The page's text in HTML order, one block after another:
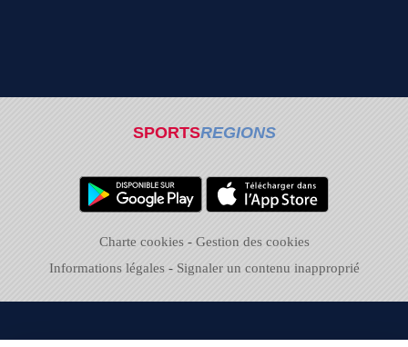
SPORTSREGIONS
Charte cookies
Gestion des cookies
Informations légales
Signaler un contenu inapproprié